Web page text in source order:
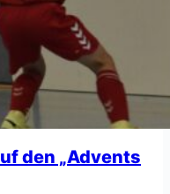
den „Advents